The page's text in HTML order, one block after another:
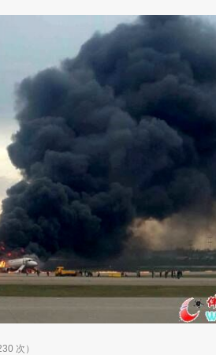
次）